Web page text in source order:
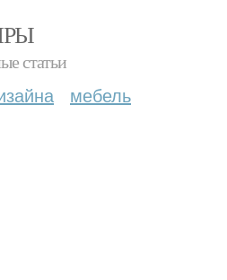
статьи
мебель